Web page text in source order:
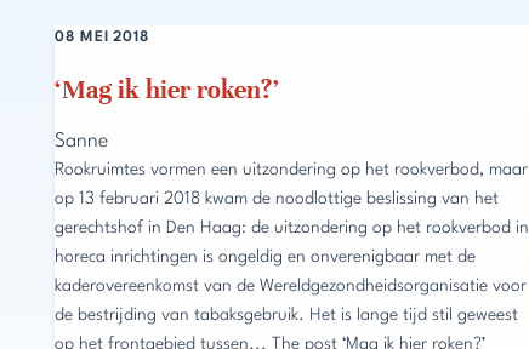
‘Mag ik hier roken?’
08 MEI 2018
Sanne
Rookruimtes vormen een uitzondering op het rookverbod, maar
op 13 februari 2018 kwam de noodlottige beslissing van het
gerechtshof in Den Haag: de uitzondering op het rookverbod in
horeca inrichtingen is ongeldig en onverenigbaar met de
kaderovereenkomst van de Wereldgezondheidsorganisatie voor
de bestrijding van tabaksgebruik. Het is lange tijd stil geweest
op het frontgebied tussen... The post ‘Mag ik hier roken?’